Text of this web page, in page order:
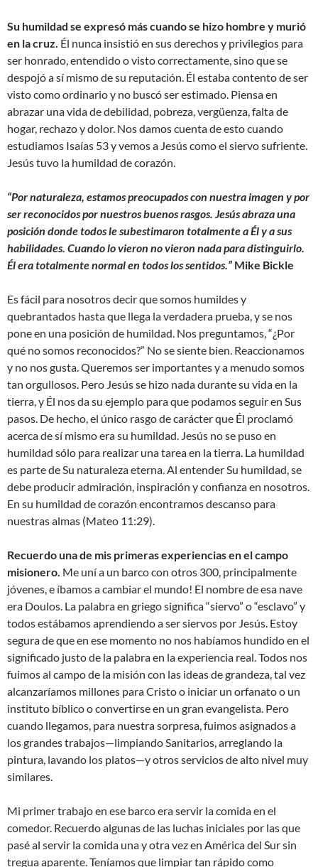
Su humildad se expresó más cuando se hizo hombre y murió
en la cruz. Él nunca insistió en sus derechos y privilegios para
ser honrado, entendido o visto correctamente, sino que se
despojó a sí mismo de su reputación. Él estaba contento de ser
visto como ordinario y no buscó ser estimado. Piensa en
abrazar una vida de debilidad, pobreza, vergüenza, falta de
hogar, rechazo y dolor. Nos damos cuenta de esto cuando
estudiamos Isaías 53 y vemos a Jesús como el siervo sufriente.
Jesús tuvo la humildad de corazón.
“Por naturaleza, estamos preocupados con nuestra imagen y por
ser reconocidos por nuestros buenos rasgos. Jesús abraza una
posición donde todos le subestimaron totalmente a Él y a sus
habilidades. Cuando lo vieron no vieron nada para distinguirlo.
Él era totalmente normal en todos los sentidos.” Mike Bickle
Es fácil para nosotros decir que somos humildes y
quebrantados hasta que llega la verdadera prueba, y se nos
pone en una posición de humildad. Nos preguntamos, “¿Por
qué no somos reconocidos?” No se siente bien. Reaccionamos
y no nos gusta. Queremos ser importantes y a menudo somos
tan orgullosos. Pero Jesús se hizo nada durante su vida en la
tierra, y Él nos da su ejemplo para que podamos seguir en Sus
pasos. De hecho, el único rasgo de carácter que Él proclamó
acerca de sí mismo era su humildad. Jesús no se puso en
humildad sólo para realizar una tarea en la tierra. La humildad
es parte de Su naturaleza eterna. Al entender Su humildad, se
debe producir admiración, inspiración y confianza en nosotros.
En su humildad de corazón encontramos descanso para
nuestras almas (Mateo 11:29).
Recuerdo una de mis primeras experiencias en el campo
misionero. Me uní a un barco con otros 300, principalmente
jóvenes, e íbamos a cambiar el mundo! El nombre de esa nave
era Doulos. La palabra en griego significa “siervo” o “esclavo” y
todos estábamos aprendiendo a ser siervos por Jesús. Estoy
segura de que en ese momento no nos habíamos hundido en el
significado justo de la palabra en la experiencia real. Todos nos
fuimos al campo de la misión con las ideas de grandeza, tal vez
alcanzaríamos millones para Cristo o iniciar un orfanato o un
instituto bíblico o convertirse en un gran evangelista. Pero
cuando llegamos, para nuestra sorpresa, fuimos asignados a
los grandes trabajos—limpiando Sanitarios, arreglando la
pintura, lavando los platos—y otros servicios de alto nivel muy
similares.
Mi primer trabajo en ese barco era servir la comida en el
comedor. Recuerdo algunas de las luchas iniciales por las que
pasé al servir la comida una y otra vez en América del Sur sin
tregua aparente. Teníamos que limpiar tan rápido como